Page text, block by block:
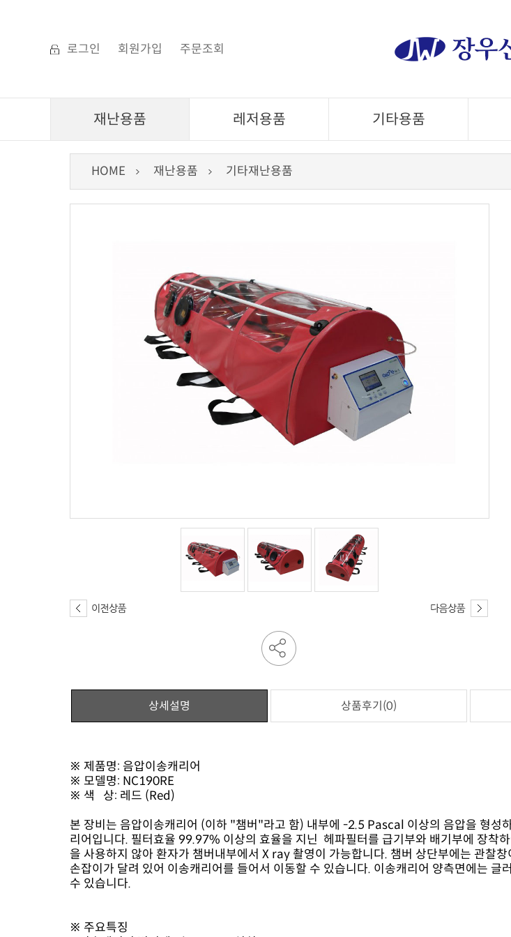
로그인 회원가입 주문조회
재난용품 레저용품 기타용품
HOME 재난용품 기타재난용품
상세설명 상품후기(0)
※ 제품명: 음압이송캐리어
※ 모델명: NC190RE
※ 색 상: 레드 (Red)
수 있습니다.
※ 주요특징